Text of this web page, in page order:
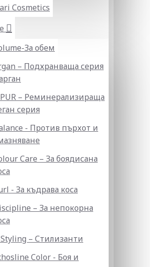
Cosmetics
За обем
– Подхранваща серия
– Реминерализираща
серия
- Против пърхот и
Care – За боядисана
- За къдрава коса
– За непокорна
– Стилизанти
Color - Боя и